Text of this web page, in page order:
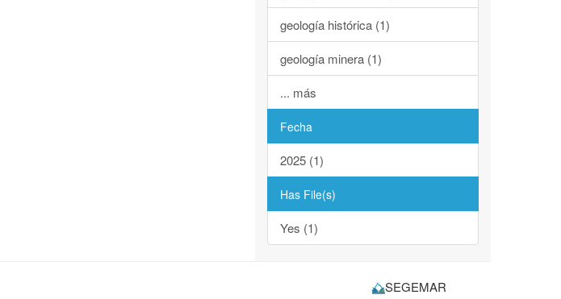
geología histórica (1)
geología minera (1)
... más
Fecha
2025 (1)
Has File(s)
Yes (1)
SEGEMAR